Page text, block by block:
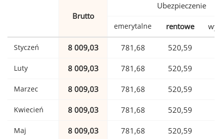
Brutto
Ubezpieczenie
emerytalne rentowe
Styczeń 8 009,03 781,68 520,59
Luty 8 009,03 781,68 520,59
Marzec 8 009,03 781,68 520,59
Kwiecień 8 009,03 781,68 520,59
Maj 8 009,03 781,68 520,59